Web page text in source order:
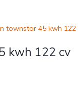
townstar 45 kwh 122
kwh 122 cv